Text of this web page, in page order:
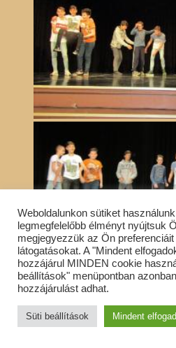
« ‹ of2
Ballagás 2019
Weboldalunkon sütiket
legmegfelelőbb élményt nyújtsuk
megjegyezzük az Ön
látogatásokat. A "Mindent
hozzájárul MINDEN cookie
beállítások" menüpontban
hozzájárulást adhat.
Süti beállítások Mindent